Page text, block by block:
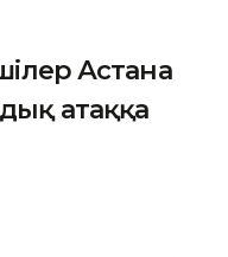
Астана
атаққа